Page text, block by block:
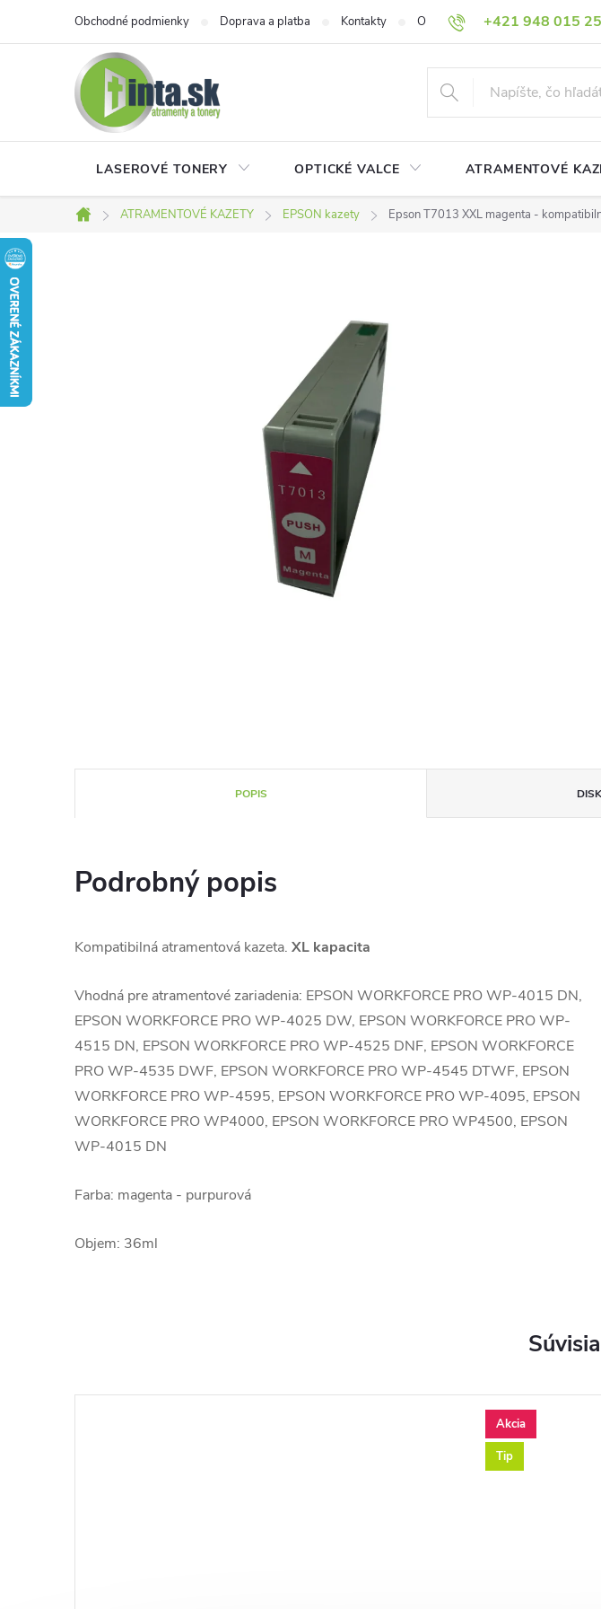
+421 948 015
Obchodné podmienky Doprava a platba Kontakty O nás Často kladené otázky
LASEROVÉ TONERY OPTICKÉ VALCE ATRAMENTOVÉ
Domov
ATRAMENTOVÉ KAZETY EPSON kazety Epson T7013 XXL magenta -
POPIS
Podrobný popis
Kompatibilná atramentová kazeta. XL kapacita
Vhodná pre atramentové zariadenia: EPSON WORKFORCE PRO WP-4015 DN,
EPSON WORKFORCE PRO WP-4025 DW, EPSON WORKFORCE PRO WP-
4515 DN, EPSON WORKFORCE PRO WP-4525 DNF, EPSON WORKFORCE
PRO WP-4535 DWF, EPSON WORKFORCE PRO WP-4545 DTWF, EPSON
WORKFORCE PRO WP-4595, EPSON WORKFORCE PRO WP-4095, EPSON
WORKFORCE PRO WP4000, EPSON WORKFORCE PRO WP4500, EPSON
WP-4015 DN
Farba: magenta - purpurová
Objem: 36ml
Akcia
Tip